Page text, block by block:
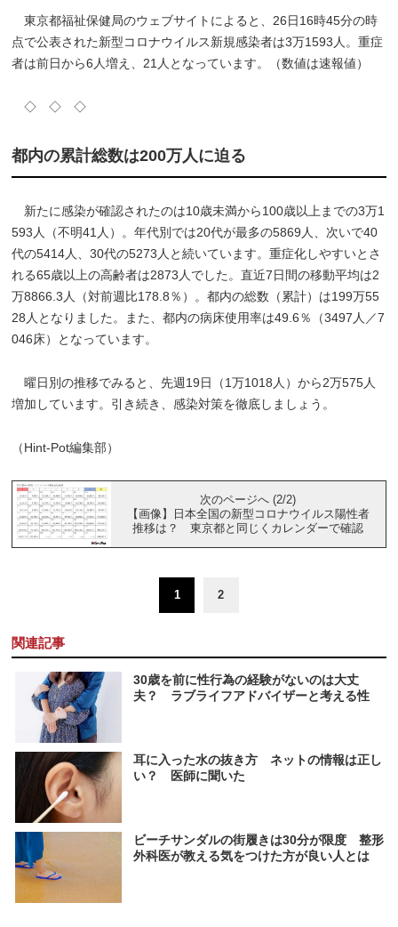
東京都福祉保健局のウェブサイトによると、26日16時45分の時
点で公表された新型コロナウイルス新規感染者は3万1593人。重症
者は前日から6人増え、21人となっています。（数値は速報値）
◇ ◇ ◇
都内の累計総数は200万人に迫る
新たに感染が確認されたのは10歳未満から100歳以上までの3万1
593人（不明41人）。年代別では20代が最多の5869人、次いで40
代の5414人、30代の5273人と続いています。重症化しやすいとさ
れる65歳以上の高齢者は2873人でした。直近7日間の移動平均は2
万8866.3人（対前週比178.8％）。都内の総数（累計）は199万55
28人となりました。また、都内の病床使用率は49.6％（3497人／7
046床）となっています。
曜日別の推移でみると、先週19日（1万1018人）から2万575人
増加しています。引き続き、感染対策を徹底しましょう。
（Hint-Pot編集部）
次のページへ (2/2)
【画像】日本全国の新型コロナウイルス陽性者
推移は？ 東京都と同じくカレンダーで確認
1 2
関連記事
30歳を前に性行為の経験がないのは大丈
夫？ ラブライフアドバイザーと考える性
耳に入った水の抜き方 ネットの情報は正し
い？ 医師に聞いた
ビーチサンダルの街履きは30分が限度 整形
外科医が教える気をつけた方が良い人とは